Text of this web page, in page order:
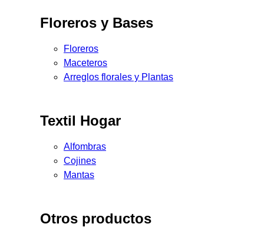
Floreros y Bases
Floreros
Maceteros
Arreglos florales y Plantas
Textil Hogar
Alfombras
Cojines
Mantas
Otros productos